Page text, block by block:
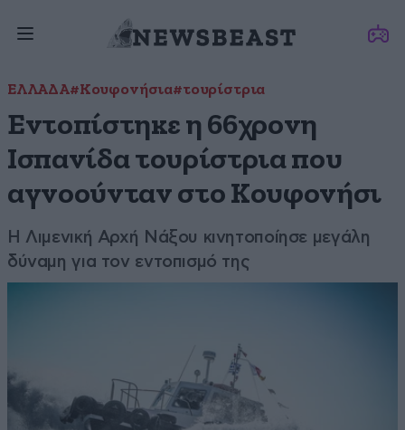
ΕΛΛΑΔΑ#Κουφονήσια#τουρίστρια
Εντοπίστηκε η 66χρονη
Ισπανίδα τουρίστρια που
αγνοούνταν στο Κουφονήσι
Η Λιμενική Αρχή Νάξου κινητοποίησε μεγάλη
δύναμη για τον εντοπισμό της